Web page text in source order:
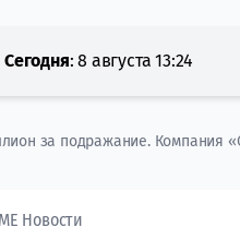
Сегодня: 8 августа 13:24
за подражание. Компания
Новости